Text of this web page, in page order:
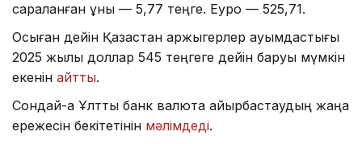
сараланған құны — 5,77 теңге. Еуро — 525,71.
Осыған дейін Қазақстан қаржыгерлер қауымдастығы
2025 жылы доллар 545 теңгеге дейін баруы мүмкін
екенін айтты.
Сондай-ақ Ұлттық банк валюта айырбастаудың жаңа
ережесін бекітетінін мәлімдеді.